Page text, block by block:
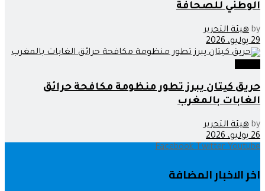
الوطني للصحافة
by هيئة التحرير
29 يوليو، 2026
حريق كيتان يبرز تطور منظومة مكافحة حرائق
الغابات بالمغرب
by هيئة التحرير
26 يوليو، 2026
Facebook Twitter Youtube
اخر الاخبار المضافة